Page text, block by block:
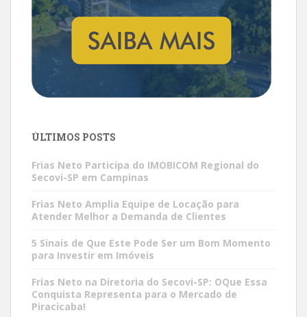
ÚLTIMOS POSTS
Frias Neto Participa do IMOBICOM Regional do
Secovi-SP em Campinas
Frias Neto Amplia Equipe de Locação para
Atender Melhor a Demanda de Clientes
5 Sinais de Que Este Pode Ser um Bom Momento
para Investir em Imóveis
Frias Neto na Diretoria do Secovi-SP: OQue Essa
Conquista Representa para o Mercado de
Piracicaba!